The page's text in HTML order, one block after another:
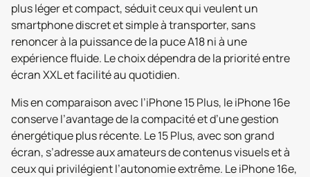
plus léger et compact, séduit ceux qui veulent un
smartphone discret et simple à transporter, sans
renoncer à la puissance de la puce A18 ni à une
expérience fluide. Le choix dépendra de la priorité entre
écran XXL et facilité au quotidien.
Mis en comparaison avec l’iPhone 15 Plus, le iPhone 16e
conserve l’avantage de la compacité et d’une gestion
énergétique plus récente. Le 15 Plus, avec son grand
écran, s’adresse aux amateurs de contenus visuels et à
ceux qui privilégient l’autonomie extrême. Le iPhone 16e,